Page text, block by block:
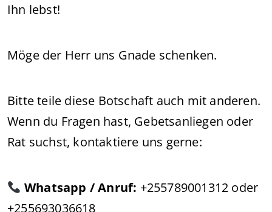
Ihn lebst!
Möge der Herr uns Gnade schenken.
Bitte teile diese Botschaft auch mit anderen.
Wenn du Fragen hast, Gebetsanliegen oder
Rat suchst, kontaktiere uns gerne:
Whatsapp / Anruf: +255789001312 oder
+255693036618